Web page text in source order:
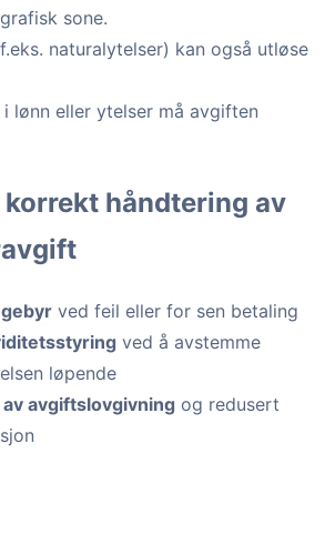
sone.
naturalytelser) kan også utløse
lønn eller ytelser må avgiften
korrekt håndtering av
ved feil eller for sen betaling
ved å avstemme
løpende
avgiftslovgivning og redusert